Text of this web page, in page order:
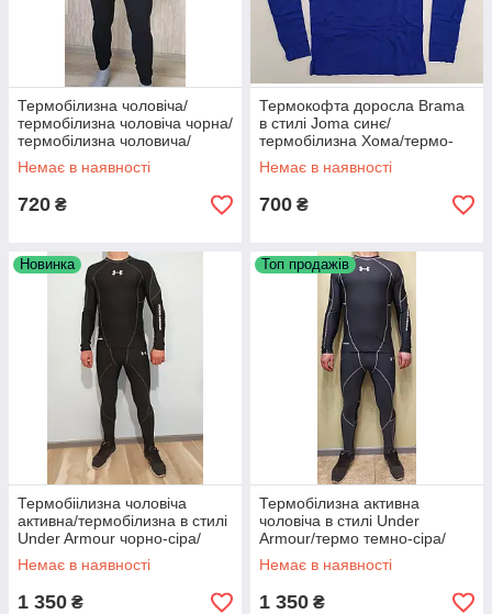
Термобілизна чоловіча/
термобілизна чоловіча чорна/
термобілизна чоловича/
термобілізна/зима
Немає в наявності
720 ₴
Термокофта доросла Brama
в стилі Joma синє/
термобілизна Хома/термо-
синє футбольне/футбол/
Немає в наявності
700 ₴
Новинка
Термобіілизна чоловіча
активна/термобілизна в стилі
Under Armour чорно-сіра/
термобілизна лижна/
термобілизна/ лижі
Немає в наявності
1 350 ₴
Топ продажів
Термобілизна активна
чоловіча в стилі Under
Armour/термо темно-сіра/
термо доросле спортивне/
лижнє термо
Немає в наявності
1 350 ₴